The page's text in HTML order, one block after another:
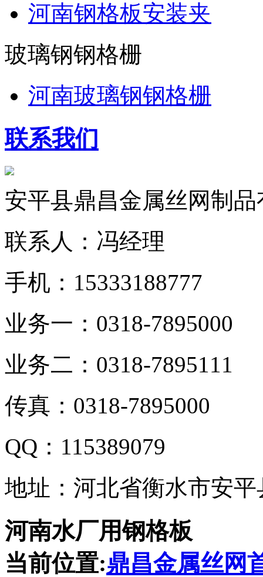
河南钢格板安装夹
玻璃钢钢格栅
河南玻璃钢钢格栅
联系我们
安平县鼎昌金属丝网制
联系人：冯经理
手机：15333188777
业务一：0318-7895000
业务二：0318-7895111
传真：0318-7895000
QQ：115389079
地址：河北省衡水市安
河南水厂用钢格板
当前位置:鼎昌金属丝网